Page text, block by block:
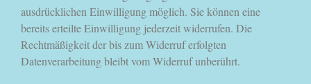
ausdrücklichen Einwilligung möglich. Sie können eine
bereits erteilte Einwilligung jederzeit widerrufen. Die
Rechtmäßigkeit der bis zum Widerruf erfolgten
Datenverarbeitung bleibt vom Widerruf unberührt.